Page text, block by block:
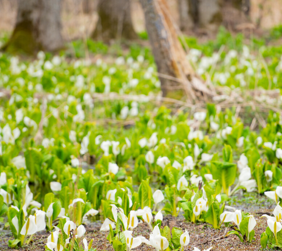
ら
コミュニティ【北海道オンラインアジト】